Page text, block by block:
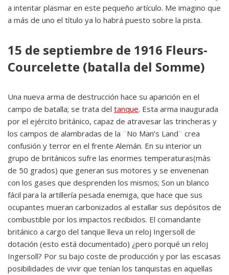
a intentar plasmar en este pequeño artículo. Me imagino que
a más de uno el título ya lo habrá puesto sobre la pista.
15 de septiembre de 1916 Fleurs-
Courcelette (batalla del Somme)
Una nueva arma de destrucción hace su aparición en el
campo de batalla; se trata del tanque. Esta arma inaugurada
por el ejército británico, capaz de atravesar las trincheras y
los campos de alambradas de la ¨No Man’s Land¨ crea
confusión y terror en el frente Alemán. En su interior un
grupo de británicos sufre las enormes temperaturas(más
de 50 grados) que generan sus motores y se envenenan
con los gases que desprenden los mismos; Son un blanco
fácil para la artillería pesada enemiga, que hace que sus
ocupantes mueran carbonizados al estallar sus depósitos de
combustible por los impactos recibidos. El comandante
británico a cargo del tanque lleva un reloj Ingersoll de
dotación (esto está documentado) ¿pero porqué un reloj
Ingersoll? Por su bajo coste de producción y por las escasas
posibilidades de vivir que tenían los tanquistas en aquellas